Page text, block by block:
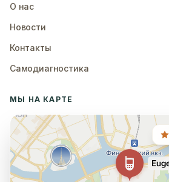
О нас
Новости
Контакты
Самодиагностика
МЫ НА КАРТЕ